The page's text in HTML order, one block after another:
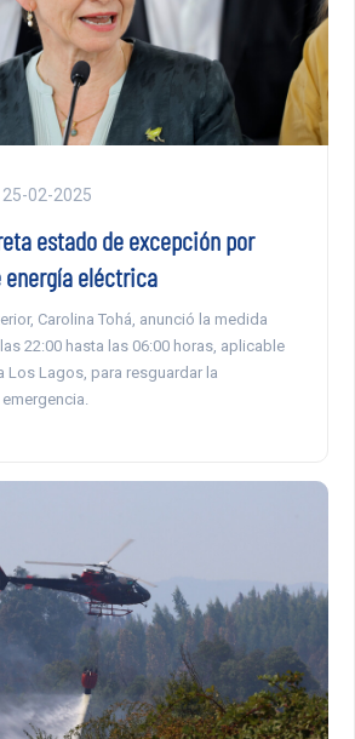
25-02-2025
estado de excepción por
eléctrica
Carolina Tohá, anunció la medida
22:00 hasta las 06:00 horas, aplicable
Los Lagos, para resguardar la